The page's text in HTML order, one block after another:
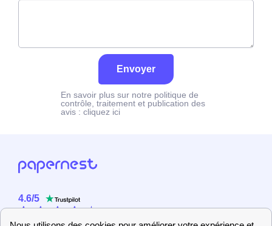
Envoyer
En savoir plus sur notre politique de
contrôle, traitement et publication des
avis : cliquez ici
4.6/5
2358 utilisateurs